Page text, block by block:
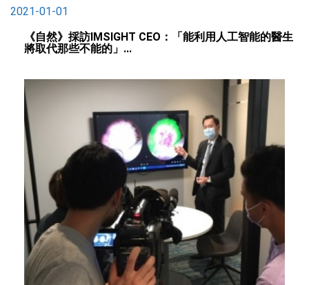
2021-01-01
《自然》採訪IMSIGHT CEO：「能利用人工智能的醫生
將取代那些不能的」...